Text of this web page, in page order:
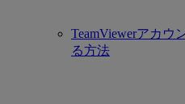
TeamViewerアカウ
る方法